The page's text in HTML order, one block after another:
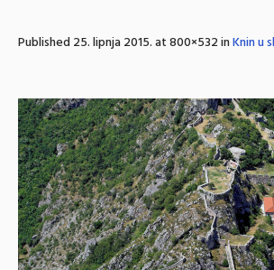
Published25. lipnja 2015.at 800×532 inKnin u